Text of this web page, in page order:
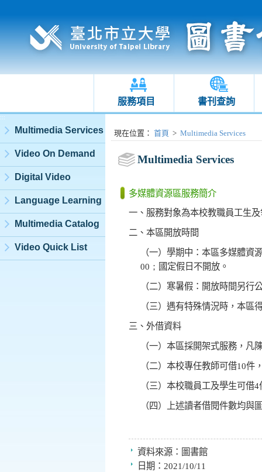
服務項目 書刊查詢
:::
Multimedia Services
Video On Demand
Digital Video
Language Learning
Multimedia Catalog
Video Quick List
:::現在位置 ： 首頁 > Multimedia Services
Multimedia Services
多媒體資源區服務簡介
一、服務對象為本校教職員工生
二、本區開放時間
（一）學期中：本區多媒體資
00； 國定假日不開放。
（二）寒暑假：開放時間另行
（三）遇有特殊情況時，本區
三、外借資料
（一）本區採開架式服務，凡
（二）本校專任教師可借10件
（三）本校職員工及學生可借4
（四）上述讀者借閱件數均與
資料來源： 圖書館
日期： 2021/10/11